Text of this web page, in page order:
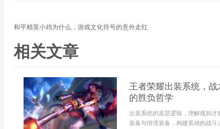
和平精英小鸡为什么，游戏文化符号的意外走红
相关文章
王者荣耀出装系统，
的胜负哲学
出装系统的底层逻辑，理解规则
装备与情境装备，构建英雄的战